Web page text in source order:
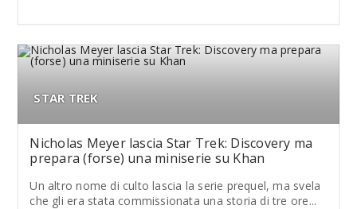
STAR TREK
Nicholas Meyer lascia Star Trek: Discovery ma
prepara (forse) una miniserie su Khan
Un altro nome di culto lascia la serie prequel, ma svela
che gli era stata commissionata una storia di tre ore...